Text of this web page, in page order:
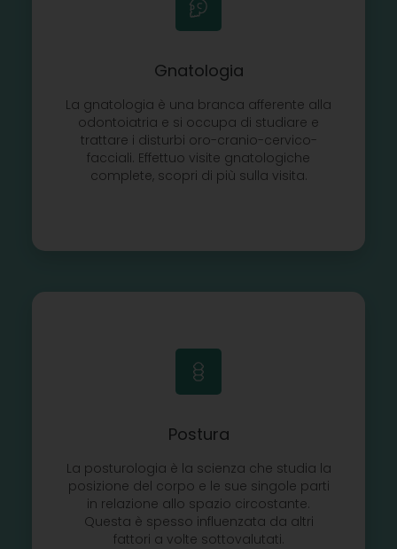
Gnatologia
La gnatologia è una branca afferente alla
odontoiatria e si occupa di studiare e
trattare i disturbi oro-cranio-cervico-
facciali. Effettuo visite gnatologiche
complete, scopri di più sulla visita.
Postura
La posturologia è la scienza che studia la
posizione del corpo e le sue singole parti
in relazione allo spazio circostante.
Questa è spesso influenzata da altri
fattori a volte sottovalutati.